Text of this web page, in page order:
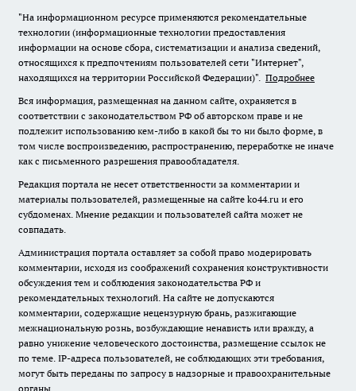
"На информационном ресурсе применяются рекомендательные
технологии (информационные технологии предоставления
информации на основе сбора, систематизации и анализа сведений,
относящихся к предпочтениям пользователей сети "Интернет",
находящихся на территории Российской Федерации)". Подробнее
Вся информация, размещенная на данном сайте, охраняется в
соответствии с законодательством РФ об авторском праве и не
подлежит использованию кем-либо в какой бы то ни было форме, в
том числе воспроизведению, распространению, переработке не иначе
как с письменного разрешения правообладателя.
Редакция портала не несет ответственности за комментарии и
материалы пользователей, размещенные на сайте ko44.ru и его
субдоменах. Мнение редакции и пользователей сайта может не
совпадать.
Администрация портала оставляет за собой право модерировать
комментарии, исходя из соображений сохранения конструктивности
обсуждения тем и соблюдения законодательства РФ и
рекомендательных технологий. На сайте не допускаются
комментарии, содержащие нецензурную брань, разжигающие
межнациональную рознь, возбуждающие ненависть или вражду, а
равно унижение человеческого достоинства, размещение ссылок не
по теме. IP-адреса пользователей, не соблюдающих эти требования,
могут быть переданы по запросу в надзорные и правоохранительные
органы.